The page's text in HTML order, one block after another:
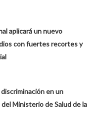
aplicará un nuevo
con fuertes recortes y
en un
Ministerio de Salud de la